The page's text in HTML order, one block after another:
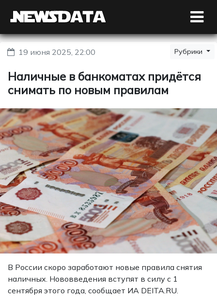
19 июня 2025, 22:00 Рубрики
Наличные в банкоматах придётся
снимать по новым правилам
В России скоро заработают новые правила снятия
наличных. Нововведения вступят в силу с 1
сентября этого года, сообщает ИА DEITA.RU.